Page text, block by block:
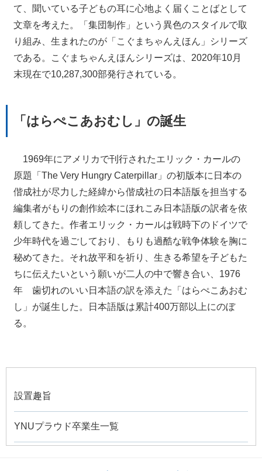
て、聞いている子どもの耳に心地よく届くことばとして
文章を考えた。「集団制作」という異色のスタイルで取
り組み、生まれたのが「こぐまちゃんえほん」シリーズ
である。こぐまちゃんえほんシリーズは、2020年10月
末現在で10,287,300部発行されている。
「はらぺこあおむし」の誕生
1969年にアメリカで刊行されたエリック・カールの
原題「The Very Hungry Caterpillar」の初版本に日本の
偕成社が尽力した経緯から偕成社の日本語版を担当する
編集者がもりの創作絵本にほれこみ日本語版の訳者を依
頼してきた。作者エリック・カールは戦時下のドイツで
少年時代を過ごしており、もりも過酷な戦争体験を胸に
秘めてきた。それ故平和を祈り、生きる希望を子どもた
ちに伝えたいという願いが二人の中で響き合い、1976
年 歯切れのいい日本語の訳を添えた「はらぺこあおむ
し」が誕生した。日本語版は累計400万部以上にのぼ
る。
設置趣旨
YNUプラウド卒業生一覧